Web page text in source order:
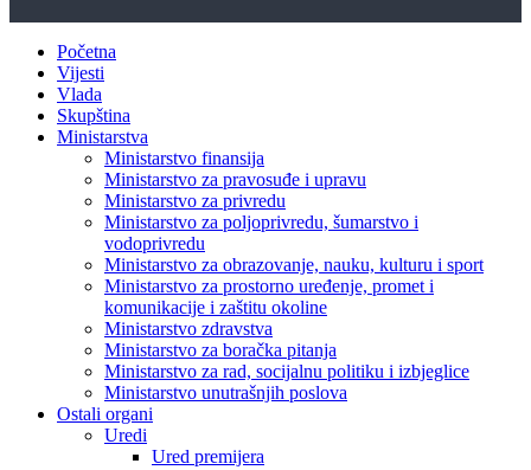
Početna
Vijesti
Vlada
Skupština
Ministarstva
Ministarstvo finansija
Ministarstvo za pravosuđe i upravu
Ministarstvo za privredu
Ministarstvo za poljoprivredu, šumarstvo i
vodoprivredu
Ministarstvo za obrazovanje, nauku, kulturu i sport
Ministarstvo za prostorno uređenje, promet i
komunikacije i zaštitu okoline
Ministarstvo zdravstva
Ministarstvo za boračka pitanja
Ministarstvo za rad, socijalnu politiku i izbjeglice
Ministarstvo unutrašnjih poslova
Ostali organi
Uredi
Ured premijera